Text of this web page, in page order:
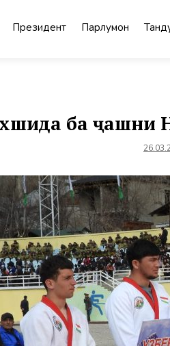
Президент Парлумон
ба ҷашни